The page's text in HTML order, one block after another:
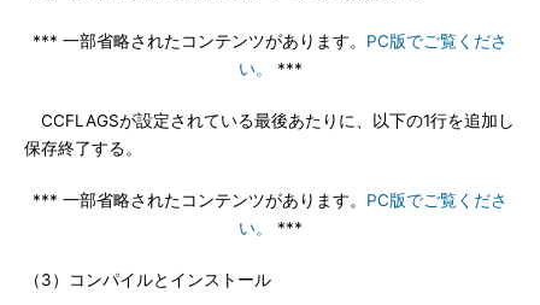
*** 一部省略されたコンテンツがあります。 PC版でご覧くださ
い。
***
CCFLAGSが設定されている最後あたりに、以下の1行を追加し
保存終了する。
*** 一部省略されたコンテンツがあります。 PC版でご覧くださ
い。
***
（3）コンパイルとインストール